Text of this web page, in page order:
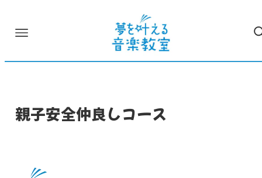
親子安全仲良しコース